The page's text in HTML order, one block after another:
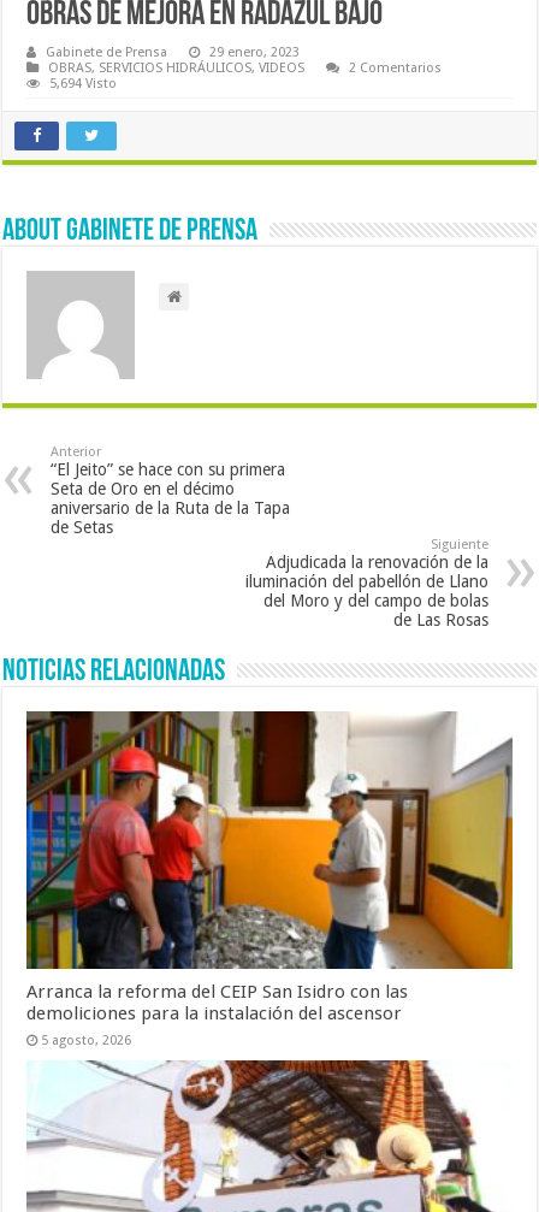
OBRAS DE MEJORA EN RADAZUL BAJO
Gabinete de Prensa
29 enero, 2023
OBRAS, SERVICIOS HIDRÁULICOS,VIDEOS
2 Comentarios
5,694 Visto
About Gabinete de Prensa
Anterior
“El Jeito” se hace con su primera
Seta de Oro en el décimo
aniversario de la Ruta de la Tapa
de Setas
Siguiente
Adjudicada la renovación de la
iluminación del pabellón de Llano
del Moro y del campo de bolas
de Las Rosas
Noticias Relacionadas
Arranca la reforma del CEIP San Isidro con las
demoliciones para la instalación del ascensor
5 agosto, 2026